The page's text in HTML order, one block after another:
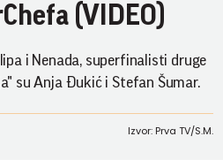
(VIDEO)
i Nenada, superfinalisti druge
su Anja Đukić i Stefan Šumar.
Izvor: Prva TV/S.M.